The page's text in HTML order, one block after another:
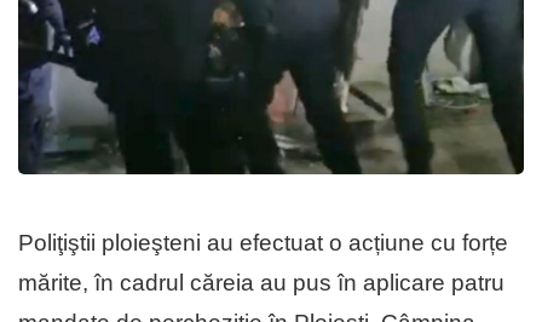
Poliţiştii ploieşteni au efectuat o acțiune cu forțe
mărite, în cadrul căreia au pus în aplicare patru